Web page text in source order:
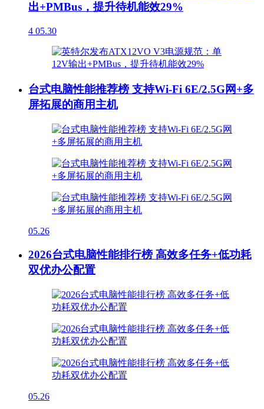
出+PMBus，提升待机能效29%
4 05.30
台式电脑性能推荐榜 支持Wi-Fi 6E/2.5G网+多
屏拓展的商用主机
05.26
2026台式电脑性能排行榜 高效多任务+低功耗
双优办公配置
05.26